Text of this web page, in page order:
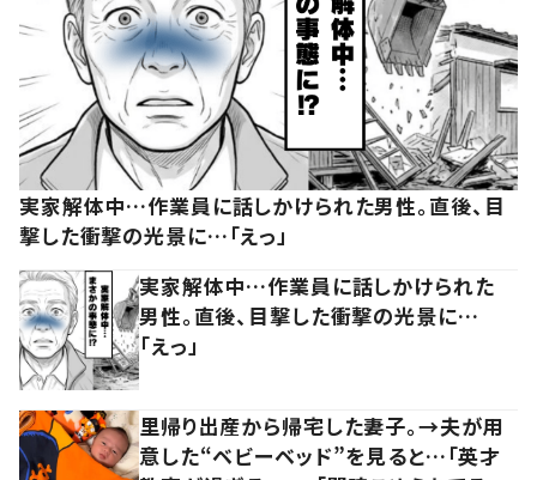
実家解体中…作業員に話しかけられた男性。直後、目
撃した衝撃の光景に…「えっ」
実家解体中…作業員に話しかけられた
男性。直後、目撃した衝撃の光景に…
「えっ」
里帰り出産から帰宅した妻子。→夫が用
意した“ベビーベッド”を見ると…「英才